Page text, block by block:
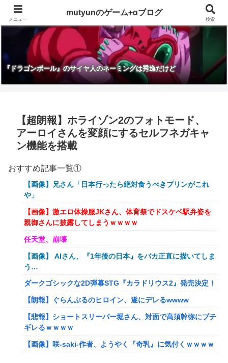
『ドラゴンボール』のサイヤ人のネーミングは秀逸だけど
【超朗報】ホライゾン2のフォトモード、
アーロイさんを変顔にするセルフネガキャ
ン機能を搭載
おすすめ記事一覧①
【画像】兄さん「日本行ったら絶対食うべきプリンがこれ
や」
【画像】激エロ体操服JKさん、体育祭でドスケベ駅弁姿を
親御さんに披露してしまうｗｗｗｗ
任天堂、崩壊
【画像】 AIさん、『1年後の日本』をバカ正直に描いてしま
う…
ダークゴシックな2D弾幕STG『カラドリウス2』発売決定！
【朗報】ぐらんぶるのヒロイン、遂にデレるwwww
【悲報】ショートスリーパー堀さん、対面で高須幹弥にブチ
ギレるｗｗｗｗ
【画像】咲-saki-作者、ようやく『奇乳』に気付くｗｗｗｗ
メニュー
mutyunのゲーム+αブログ
検索